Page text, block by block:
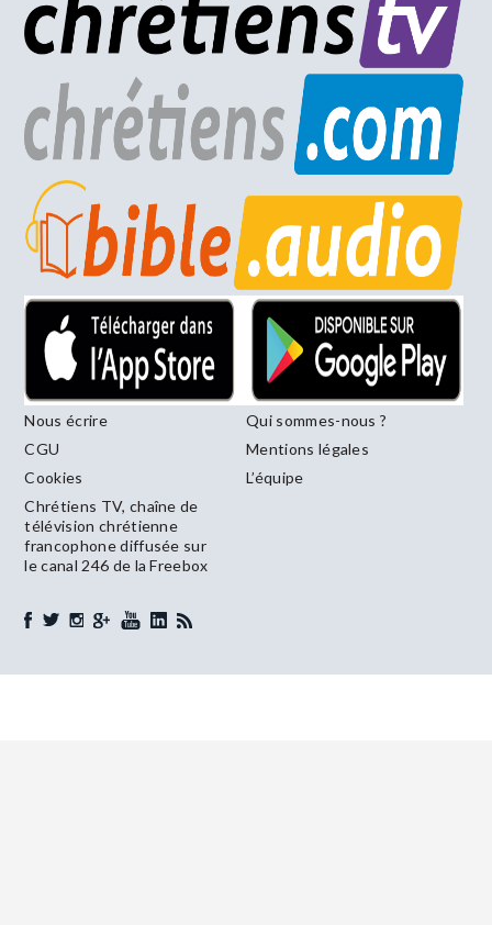
Nous écrire
Qui sommes-nous ?
CGU
Mentions légales
Cookies
L’équipe
Chrétiens TV, chaîne de
télévision chrétienne
francophone diffusée sur
le canal 246 de la Freebox